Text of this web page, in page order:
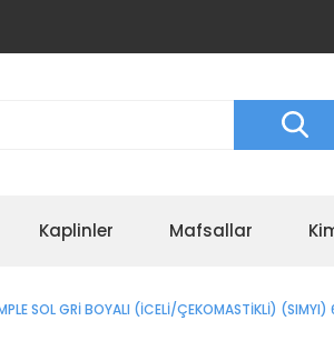
Kaplinler Mafsallar
SOL GRİ BOYALI (İCELİ/ÇEKOMASTİKLİ)